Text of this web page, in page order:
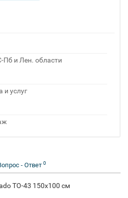
Пб и Лен. области
и услуг
- Ответ 0
TO-43 150x100 см